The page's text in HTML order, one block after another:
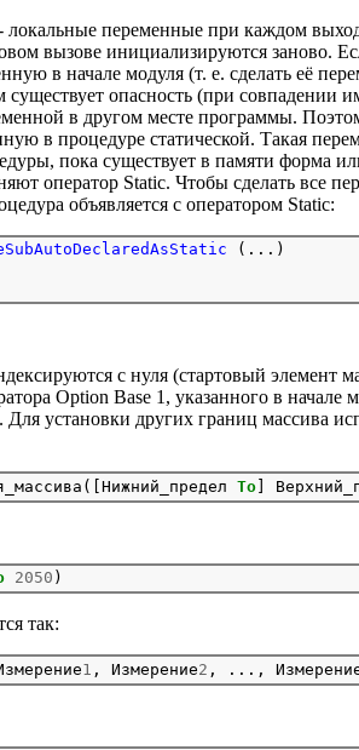
переменные при каждом
вызове инициализируются заново.
в начале модуля (т. е. сделать её
опасность (при совпадении
в другом месте программы.
в процедуре статической. Такая
пока существует в памяти форма
оператор Static. Чтобы сделать все
объявляется с оператором Static:
(...)
с нуля (стартовый элемент
Option Base 1, указанного в начале
Для установки других границ массива
To
2050
так:
1 , Измерение2